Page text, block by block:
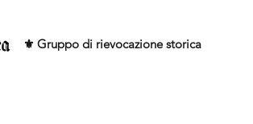
⚜️ Gruppo di rievocazione storica